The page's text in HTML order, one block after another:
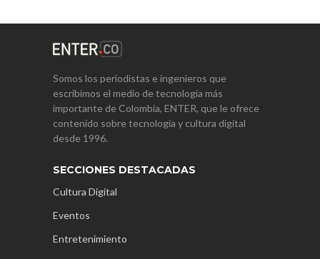
Somos los periodistas e ingenieros que
escribimos el medio de tecnología más
importante de Colombia, ENTER, que le ofrece
contenido sobre tecnología y cultura digital
desde 1996.
SECCIONES DESTACADAS
Cultura Digital
Eventos
Entretenimiento